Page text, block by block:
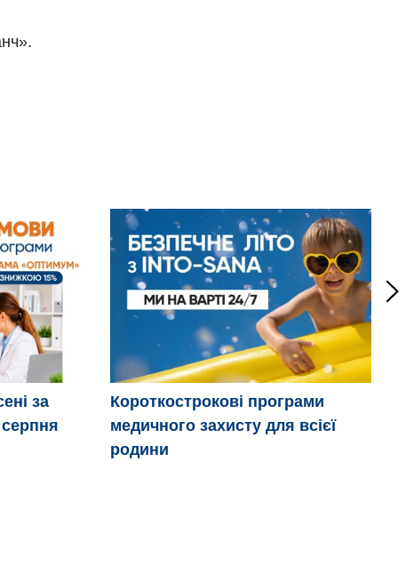
за
Короткострокові програми
медичного захисту для всієї
родини